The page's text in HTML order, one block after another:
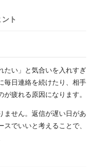
ト
たい」と気合いを入れすぎ
毎日連絡を続けたり、相手
疲れる原因になります。
ません。返信が遅い日があ
でいいと考えることで、